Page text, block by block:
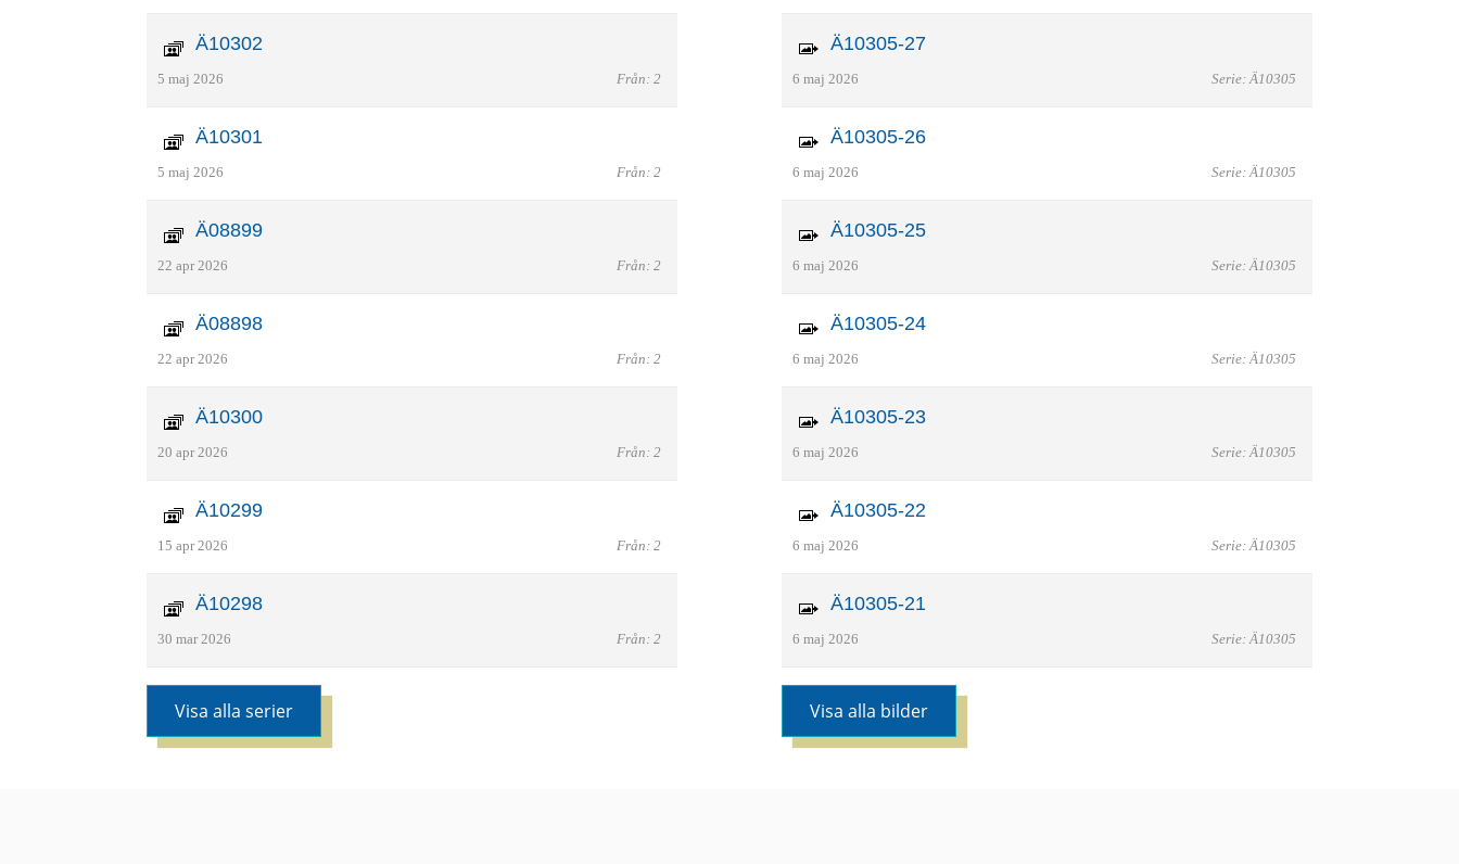
Ä10302
5 maj 2026 Från: 2
Ä10301
5 maj 2026 Från: 2
Ä08899
22 apr 2026 Från: 2
Ä08898
22 apr 2026 Från: 2
Ä10300
20 apr 2026 Från: 2
Ä10299
15 apr 2026 Från: 2
Ä10298
30 mar 2026 Från: 2
Visa alla serier
Ä10305-27
6 maj 2026 Serie: Ä10305
Ä10305-26
6 maj 2026 Serie: Ä10305
Ä10305-25
6 maj 2026 Serie: Ä10305
Ä10305-24
6 maj 2026 Serie: Ä10305
Ä10305-23
6 maj 2026 Serie: Ä10305
Ä10305-22
6 maj 2026 Serie: Ä10305
Ä10305-21
6 maj 2026 Serie: Ä10305
Visa alla bilder